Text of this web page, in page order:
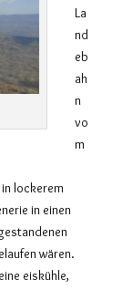
La
nd
eb
ah
n
vo
m
lockerem
in einen
wären.
eiskühle,